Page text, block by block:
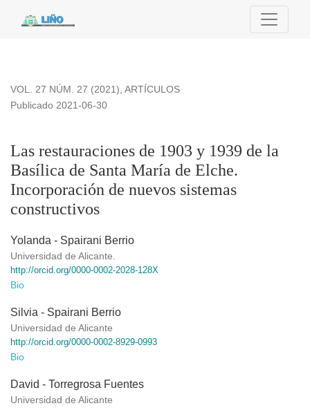
Las restauraciones de 1903 y 1939 de la Basílica de Santa
VOL. 27 NÚM. 27 (2021), ARTÍCULOS
Las restauraciones de 1903 y 1939 de la
Basílica de Santa María de Elche.
Incorporación de nuevos sistemas
constructivos
Publicado 2021-06-30
Yolanda - Spairani Berrio
Universidad de Alicante.
http://orcid.org/0000-0002-2028-128X
Bio
Silvia - Spairani Berrio
Universidad de Alicante
http://orcid.org/0000-0002-8929-0993
Bio
David - Torregrosa Fuentes
Universidad de Alicante